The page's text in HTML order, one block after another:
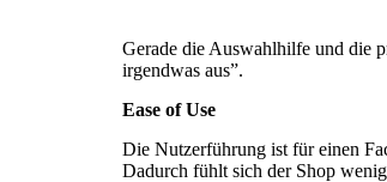
Gerade die Auswahlhilfe und die
irgendwas aus”.
Ease of Use
Die Nutzerführung ist für einen
Dadurch fühlt sich der Shop